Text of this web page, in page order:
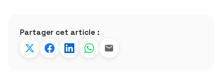
Partager cet article :